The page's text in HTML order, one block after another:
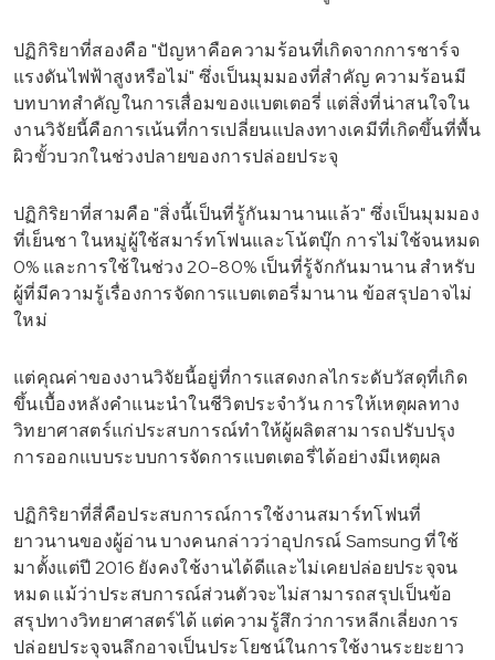
ปฏิกิริยาที่สองคือ "ปัญหาคือความร้อนที่เกิดจากการชาร์จ
แรงดันไฟฟ้าสูงหรือไม่" ซึ่งเป็นมุมมองที่สำคัญ ความร้อนมี
บทบาทสำคัญในการเสื่อมของแบตเตอรี่ แต่สิ่งที่น่าสนใจใน
งานวิจัยนี้คือการเน้นที่การเปลี่ยนแปลงทางเคมีที่เกิดขึ้นที่พื้น
ผิวขั้วบวกในช่วงปลายของการปล่อยประจุ
ปฏิกิริยาที่สามคือ "สิ่งนี้เป็นที่รู้กันมานานแล้ว" ซึ่งเป็นมุมมอง
ที่เย็นชา ในหมู่ผู้ใช้สมาร์ทโฟนและโน้ตบุ๊ก การไม่ใช้จนหมด
0% และการใช้ในช่วง 20-80% เป็นที่รู้จักกันมานาน สำหรับ
ผู้ที่มีความรู้เรื่องการจัดการแบตเตอรี่มานาน ข้อสรุปอาจไม่
ใหม่
แต่คุณค่าของงานวิจัยนี้อยู่ที่การแสดงกลไกระดับวัสดุที่เกิด
ขึ้นเบื้องหลังคำแนะนำในชีวิตประจำวัน การให้เหตุผลทาง
วิทยาศาสตร์แก่ประสบการณ์ทำให้ผู้ผลิตสามารถปรับปรุง
การออกแบบระบบการจัดการแบตเตอรี่ได้อย่างมีเหตุผล
ปฏิกิริยาที่สี่คือประสบการณ์การใช้งานสมาร์ทโฟนที่
ยาวนานของผู้อ่าน บางคนกล่าวว่าอุปกรณ์ Samsung ที่ใช้
มาตั้งแต่ปี 2016 ยังคงใช้งานได้ดีและไม่เคยปล่อยประจุจน
หมด แม้ว่าประสบการณ์ส่วนตัวจะไม่สามารถสรุปเป็นข้อ
สรุปทางวิทยาศาสตร์ได้ แต่ความรู้สึกว่าการหลีกเลี่ยงการ
ปล่อยประจุจนลึกอาจเป็นประโยชน์ในการใช้งานระยะยาว